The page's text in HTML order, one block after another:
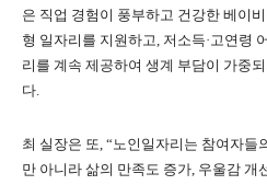
은 직업 경험이 풍부하고 건강한 베이
형 일자리를 지원하고, 저소득·고연령
리를 계속 제공하여 생계 부담이 가중
다.
최 실장은 또, “노인일자리는 참여자들
만 아니라 삶의 만족도 증가, 우울감 개